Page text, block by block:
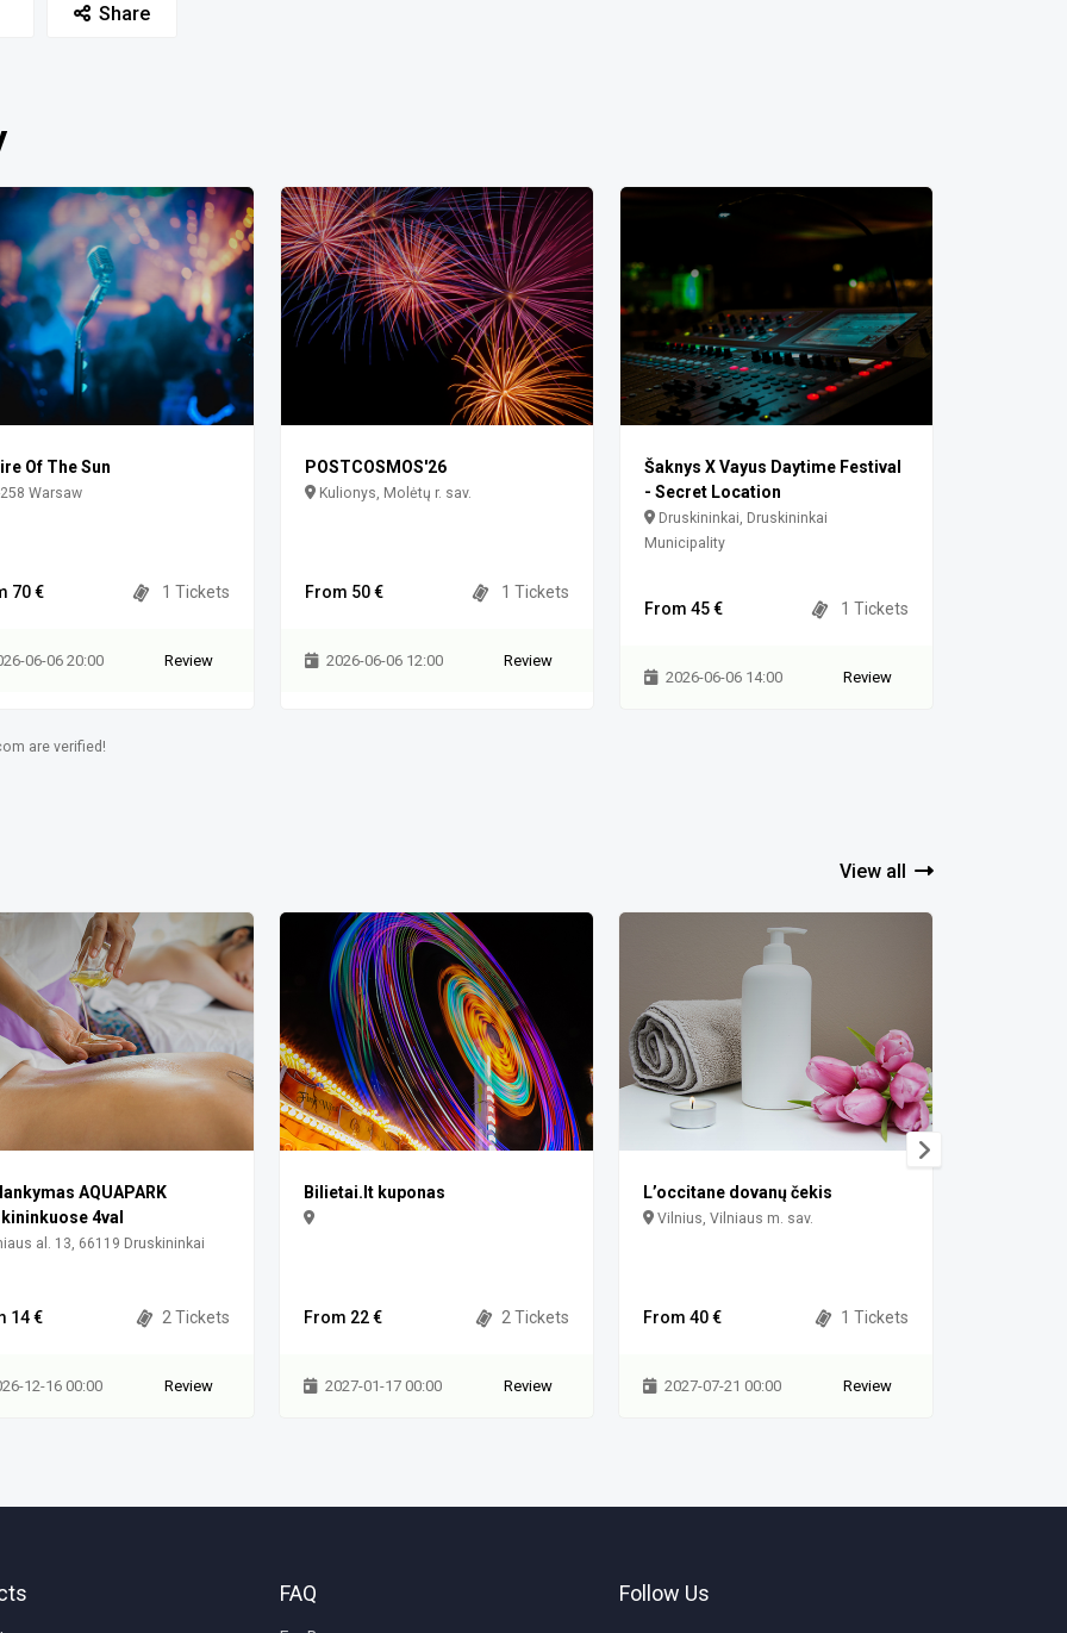
Share
Of The Sun
Warsaw
70 € 1 Tickets
06-06 20:00 Review
POSTCOSMOS'26
Kulionys, Molėtų r. sav.
From 50 € 1 Tickets
2026-06-06 12:00 Review
Šaknys X Vayus Daytime Festival
- Secret Location
Druskininkai, Druskininkai
Municipality
From 45 € 1 Tickets
2026-06-06 14:00 Review
are verified!
View all
AQUAPARK
4val
al. 13, 66119 Druskininkai
14 € 2 Tickets
12-16 00:00 Review
Bilietai.lt kuponas
From 22 € 2 Tickets
2027-01-17 00:00 Review
L’occitane dovanų čekis
Vilnius, Vilniaus m. sav.
From 40 € 1 Tickets
2027-07-21 00:00 Review
FAQ Follow Us